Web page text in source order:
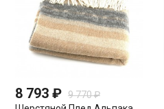
8 793 ₽ 9 770 ₽